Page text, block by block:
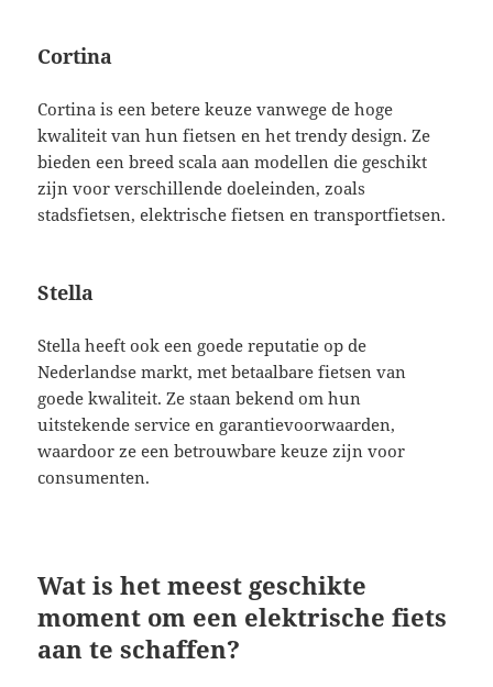
Cortina
Cortina is een betere keuze vanwege de hoge
kwaliteit van hun fietsen en het trendy design. Ze
bieden een breed scala aan modellen die geschikt
zijn voor verschillende doeleinden, zoals
stadsfietsen, elektrische fietsen en transportfietsen.
Stella
Stella heeft ook een goede reputatie op de
Nederlandse markt, met betaalbare fietsen van
goede kwaliteit. Ze staan bekend om hun
uitstekende service en garantievoorwaarden,
waardoor ze een betrouwbare keuze zijn voor
consumenten.
Wat is het meest geschikte
moment om een elektrische fiets
aan te schaffen?